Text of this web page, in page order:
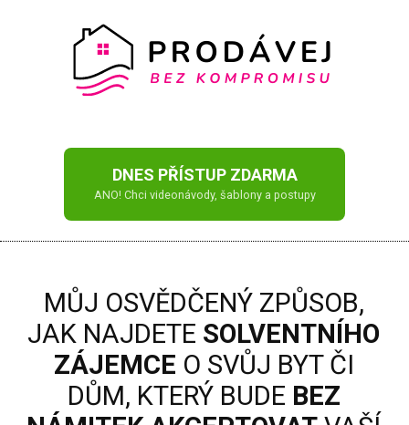
DNES PŘÍSTUP ZDARMA
ANO! Chci videonávody, šablony a postupy
MŮJ OSVĚDČENÝ ZPŮSOB,
JAK NAJDETE SOLVENTNÍHO
ZÁJEMCE O SVŮJ BYT ČI
DŮM, KTERÝ BUDE BEZ